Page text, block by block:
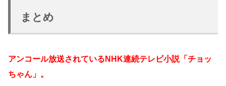
まとめ
アンコール放送されているNHK連続テレビ小説「チョッ
ちゃん」。